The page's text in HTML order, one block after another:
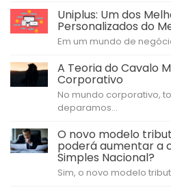
Uniplus: Um dos
Personalizados do
Em um mundo de
A Teoria do Cavalo
Corporativo
No mundo corporativo,
deparamos...
O novo modelo
poderá aumentar a
Simples Nacional?
Sim, o novo modelo